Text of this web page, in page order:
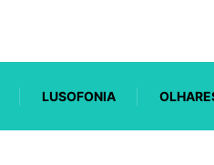
LUSOFONIA